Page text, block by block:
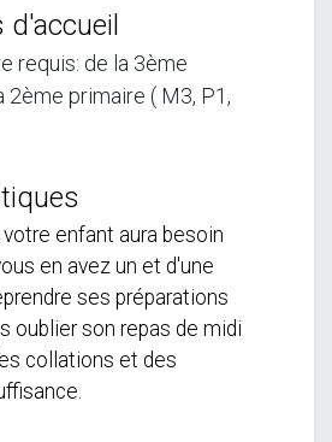
requis: de la 3ème
2ème primaire ( M3, P1,
enfant aura besoin
en avez un et d'une
ses préparations
oublier son repas de midi
collations et des